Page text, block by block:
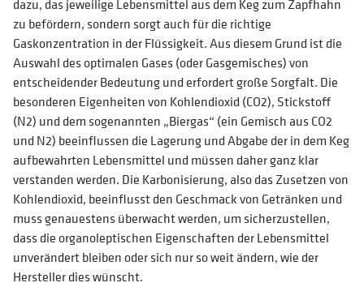
dazu, das jeweilige Lebensmittel aus dem Keg zum Zapfhahn
zu befördern, sondern sorgt auch für die richtige
Gaskonzentration in der Flüssigkeit. Aus diesem Grund ist die
Auswahl des optimalen Gases (oder Gasgemisches) von
entscheidender Bedeutung und erfordert große Sorgfalt. Die
besonderen Eigenheiten von Kohlendioxid (CO2), Stickstoff
(N2) und dem sogenannten „Biergas“ (ein Gemisch aus CO2
und N2) beeinflussen die Lagerung und Abgabe der in dem Keg
aufbewahrten Lebensmittel und müssen daher ganz klar
verstanden werden. Die Karbonisierung, also das Zusetzen von
Kohlendioxid, beeinflusst den Geschmack von Getränken und
muss genauestens überwacht werden, um sicherzustellen,
dass die organoleptischen Eigenschaften der Lebensmittel
unverändert bleiben oder sich nur so weit ändern, wie der
Hersteller dies wünscht.